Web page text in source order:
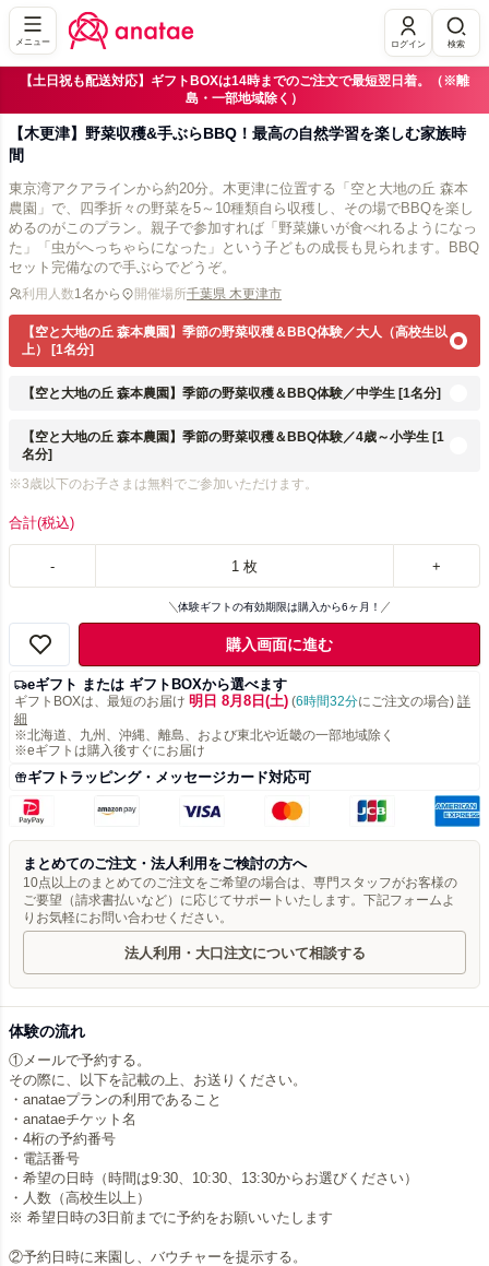
メニュー ログイン 検索
【土日祝も配送対応】ギフトBOXは14時までのご注文で最短翌日着。（※離
島・一部地域除く）
【木更津】野菜収穫&手ぶらBBQ！最高の自然学習を楽しむ家族時
間
東京湾アクアラインから約20分。木更津に位置する「空と大地の丘 森本
農園」で、四季折々の野菜を5～10種類自ら収穫し、その場でBBQを楽し
めるのがこのプラン。親子で参加すれば「野菜嫌いが食べれるようになっ
た」「虫がへっちゃらになった」という子どもの成長も見られます。BBQ
セット完備なので手ぶらでどうぞ。
利用人数1名から 開催場所千葉県 木更津市
【空と大地の丘 森本農園】季節の野菜収穫＆BBQ体験／大人（高校生以
上） [1名分]
【空と大地の丘 森本農園】季節の野菜収穫＆BBQ体験／中学生 [1名分]
【空と大地の丘 森本農園】季節の野菜収穫＆BBQ体験／4歳～小学生 [1
名分]
※3歳以下のお子さまは無料でご参加いただけます。
合計(税込)
- 1 枚 +
体験ギフトの有効期限は購入から6ヶ月！
購入画面に進む
eギフト または ギフトBOXから選べます
ギフトBOXは、最短のお届け 明日 8月8日(土) (6時間32分にご注文の場合) 詳
細
※北海道、九州、沖縄、離島、および東北や近畿の一部地域除く
※eギフトは購入後すぐにお届け
ギフトラッピング・メッセージカード対応可
まとめてのご注文・法人利用をご検討の方へ
10点以上のまとめてのご注文をご希望の場合は、専門スタッフがお客様の
ご要望（請求書払いなど）に応じてサポートいたします。下記フォームよ
りお気軽にお問い合わせください。
法人利用・大口注文について相談する
体験の流れ
①メールで予約する。
その際に、以下を記載の上、お送りください。
・anataeプランの利用であること
・anataeチケット名
・4桁の予約番号
・電話番号
・希望の日時（時間は9:30、10:30、13:30からお選びください）
・人数（高校生以上）
※ 希望日時の3日前までに予約をお願いいたします
②予約日時に来園し、バウチャーを提示する。